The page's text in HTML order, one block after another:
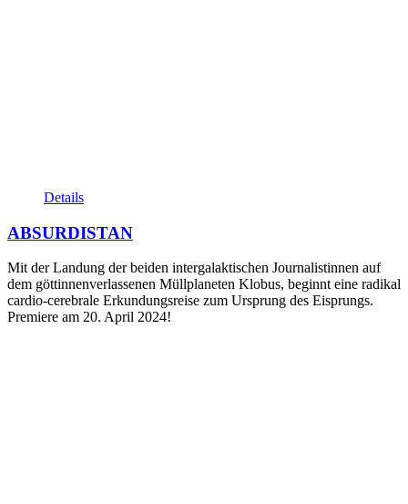
Details
ABSURDISTAN
Mit der Landung der beiden intergalaktischen Journalistinnen auf
dem göttinnenverlassenen Müllplaneten Klobus, beginnt eine radikal
cardio-cerebrale Erkundungsreise zum Ursprung des Eisprungs.
Premiere am 20. April 2024!